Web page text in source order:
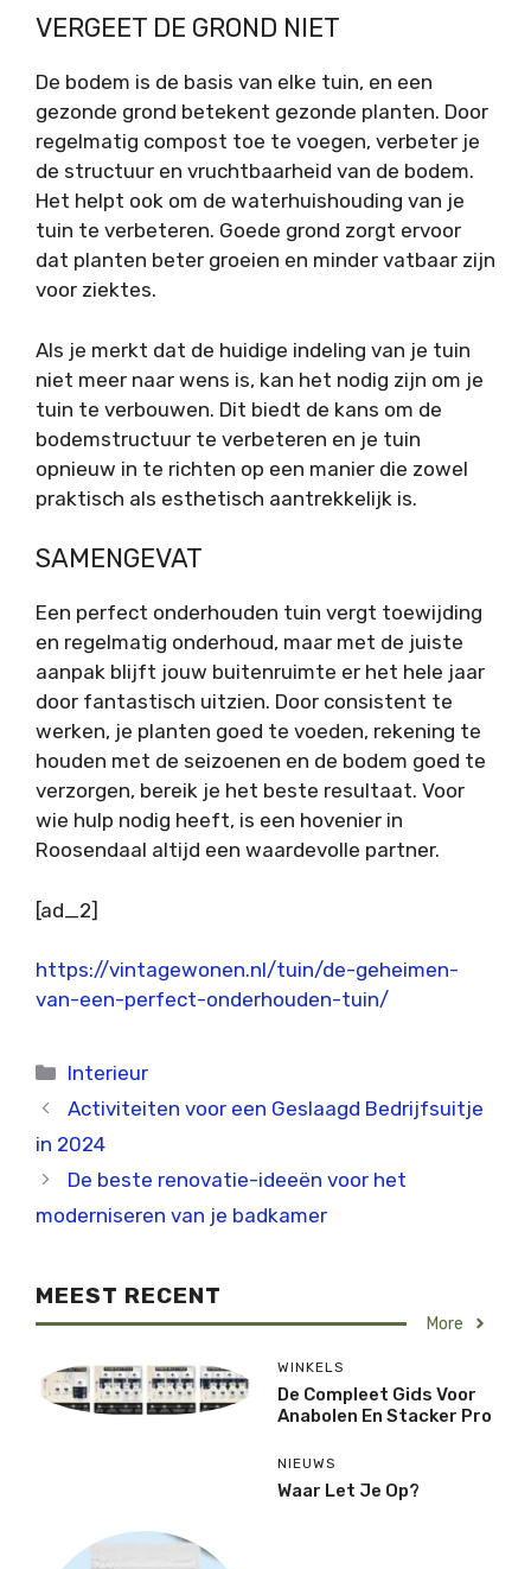
VERGEET DE GROND NIET
De bodem is de basis van elke tuin, en een
gezonde grond betekent gezonde planten. Door
regelmatig compost toe te voegen, verbeter je
de structuur en vruchtbaarheid van de bodem.
Het helpt ook om de waterhuishouding van je
tuin te verbeteren. Goede grond zorgt ervoor
dat planten beter groeien en minder vatbaar zijn
voor ziektes.
Als je merkt dat de huidige indeling van je tuin
niet meer naar wens is, kan het nodig zijn om je
tuin te verbouwen. Dit biedt de kans om de
bodemstructuur te verbeteren en je tuin
opnieuw in te richten op een manier die zowel
praktisch als esthetisch aantrekkelijk is.
SAMENGEVAT
Een perfect onderhouden tuin vergt toewijding
en regelmatig onderhoud, maar met de juiste
aanpak blijft jouw buitenruimte er het hele jaar
door fantastisch uitzien. Door consistent te
werken, je planten goed te voeden, rekening te
houden met de seizoenen en de bodem goed te
verzorgen, bereik je het beste resultaat. Voor
wie hulp nodig heeft, is een hovenier in
Roosendaal altijd een waardevolle partner.
[ad_2]
https://vintagewonen.nl/tuin/de-geheimen-
van-een-perfect-onderhouden-tuin/
Categorieën
Interieur
Activiteiten voor een Geslaagd Bedrijfsuitje
in 2024
De beste renovatie-ideeën voor het
moderniseren van je badkamer
MEEST RECENT
More
WINKELS
De Compleet Gids Voor
Anabolen En Stacker Pro
NIEUWS
Waar Let Je Op?